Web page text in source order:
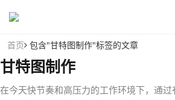
首页 包含"甘特图制作"标签的文章
甘特图制作
在今天快节奏和高压力的工作环境下，通